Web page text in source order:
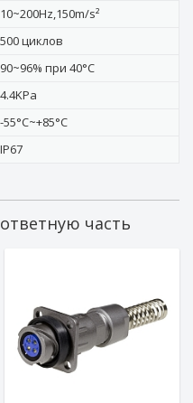
10~200Hz,150m/s²
500 циклов
90~96% при 40°C
4.4KPa
-55°C~+85°C
IP67
часть